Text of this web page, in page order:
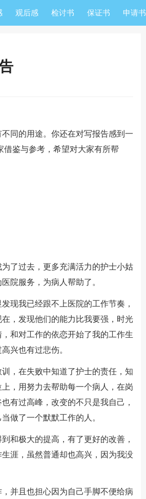
观后感 检讨书 保证书 申请书
同的用途。你还在对写报告感到一
借鉴与参考，希望对大家有所帮
了过去，更多充满活力的护士小姑
院服务，为病人帮助了。
我已经跟不上医院的工作节奏，
，发现他们的能力比我要强，时光
和对工作的依恋开始了我的工作生
兴也有过悲伤。
，在失败中知道了护士的责任，知
，用努力去帮助每一个病人，在岗
有过高峰，改变的不只是我自己，
做了一个默默工作的人。
极大的提高，有了更好的改善，
涯，虽然普通却也高兴，因为我没
并且也担心因为自己手脚不便给病